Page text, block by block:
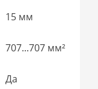
15 мм
707...707 мм²
Да